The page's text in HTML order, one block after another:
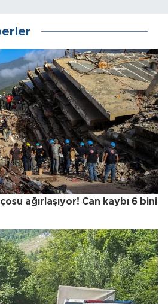
ağırlaşıyor! Can kaybı 6 bini